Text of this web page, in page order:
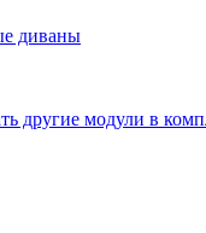
диваны
другие модули в